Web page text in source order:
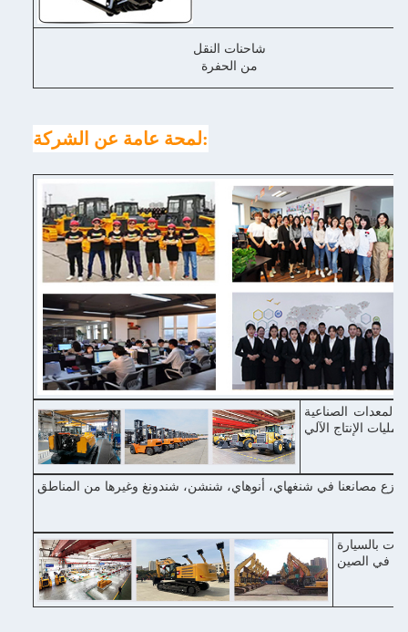
شاحنات النقل
من الحفرة
لمحة عامة عن الشركة:
والمعدات الصناعية
رئيسي في شنغهاي، مع وسائل النقل المريحة، 2-3 ساعات بالسيارة